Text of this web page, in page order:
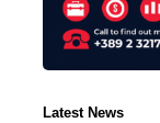
Latest News